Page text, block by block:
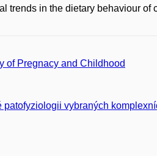
trends in the dietary behaviour of
of Pregnacy and Childhood
vybraných